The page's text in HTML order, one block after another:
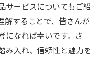
サービスについてもご紹
解することで、皆さんが
になれば幸いです。さ
み入れ、信頼性と魅力を